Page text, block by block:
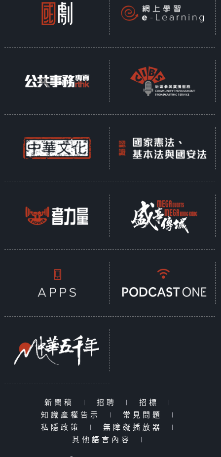
新聞稿 | 招聘 | 招標
|
知識產權告示
| 常見問題
|
私隱政策
| 無障礙播放器
|
其他語言內容
|